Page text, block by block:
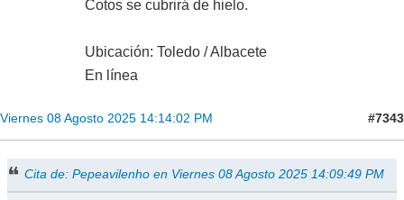
Cotos se cubrirá de hielo.
Ubicación: Toledo / Albacete
En línea
Viernes 08 Agosto 2025 14:14:02 PM #7343
Cita de: Pepeavilenho en Viernes 08 Agosto 2025 14:09:49 PM